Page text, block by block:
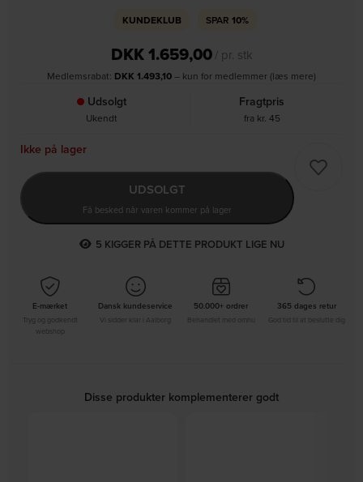
KUNDEKLUB SPAR 10%
DKK1.659,00/ pr. stk
Medlemsrabat: DKK 1.493,10– kun for medlemmer (læs mere)
Udsolgt
Ukendt
Fragtpris
fra kr. 45
Ikke på lager
UDSOLGT
Få besked når varen kommer på lager
8 KIGGER PÅ DETTE PRODUKT LIGE NU
E-mærket
Tryg og godkendt
Dansk kundeservice
Vi sidder klar i Aalborg
50.000+ ordrer
Behandlet med omhu
365 dages retur
God tid til at beslutte dig
Disse produkter komplementerer godt